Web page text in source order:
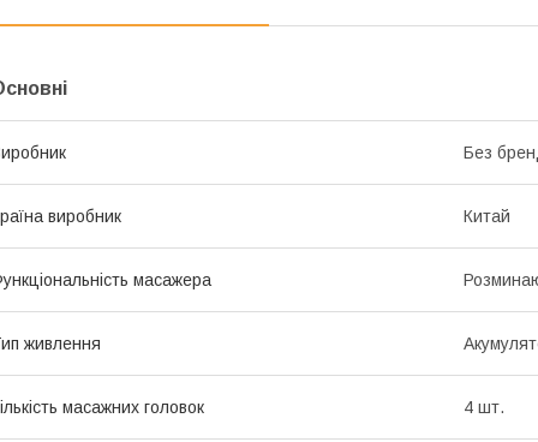
Без
виробник Китай
масажера
живлення
масажних головок 4 шт.